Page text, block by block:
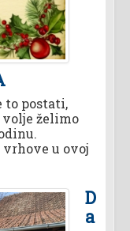
to postati,
želimo
vrhove u ovoj
D
a